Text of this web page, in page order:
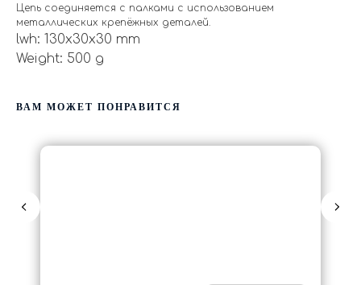
Цепь соединяется с палками с использованием
металлических крепёжных деталей.
lwh: 130x30x30 mm
Weight: 500 g
ВАМ МОЖЕТ ПОНРАВИТСЯ